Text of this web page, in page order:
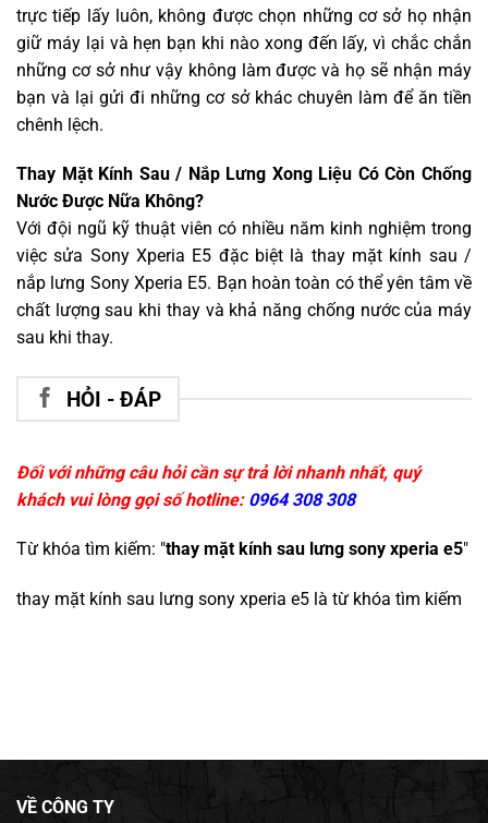
trực tiếp lấy luôn, không được chọn những cơ sở họ nhận
giữ máy lại và hẹn bạn khi nào xong đến lấy, vì chắc chắn
những cơ sở như vậy không làm được và họ sẽ nhận máy
bạn và lại gửi đi những cơ sở khác chuyên làm để ăn tiền
chênh lệch.
Thay Mặt Kính Sau / Nắp Lưng Xong Liệu Có Còn Chống
Nước Được Nữa Không?
Với đội ngũ kỹ thuật viên có nhiều năm kinh nghiệm trong
việc sửa Sony Xperia E5 đặc biệt là thay mặt kính sau /
nắp lưng Sony Xperia E5. Bạn hoàn toàn có thể yên tâm về
chất lượng sau khi thay và khả năng chống nước của máy
sau khi thay.
HỎI - ĐÁP
Đối với những câu hỏi cần sự trả lời nhanh nhất, quý
khách vui lòng gọi số hotline: 0964 308 308
Từ khóa tìm kiếm: "thay mặt kính sau lưng sony xperia e5"
thay mặt kính sau lưng sony xperia e5 là từ khóa tìm kiếm
VỀ CÔNG TY